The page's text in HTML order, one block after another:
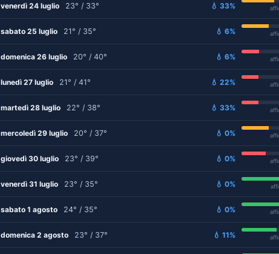
venerdì 24 luglio 23° / 33° 💧 33%
sabato 25 luglio 21° / 35° 💧 6%
domenica 26 luglio 20° / 40° 💧 6%
lunedì 27 luglio 21° / 41° 💧 22%
martedì 28 luglio 22° / 38° 💧 33%
mercoledì 29 luglio 20° / 37° 💧 0%
giovedì 30 luglio 23° / 39° 💧 0%
venerdì 31 luglio 23° / 35° 💧 0%
sabato 1 agosto 24° / 35° 💧 0%
domenica 2 agosto 23° / 37° 💧 11%